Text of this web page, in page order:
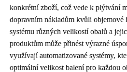
konkrétní zboží, což vede k plýtvání
dopravním nákladům kvůli objemové
systému různých velikostí obalů a
produktům může přinést výrazné
využívají automatizované systémy,
optimální velikost balení pro každou